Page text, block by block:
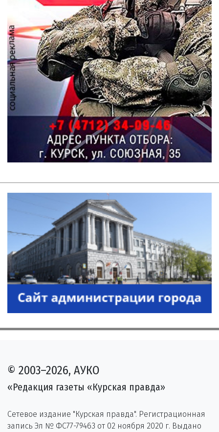
© 2003–2026, АУКО
«Редакция газеты «Курская правда»
Сетевое издание "Курская правда". Регистрационная
запись Эл № ФС77-79463 от 02 ноября 2020 г. Выдано